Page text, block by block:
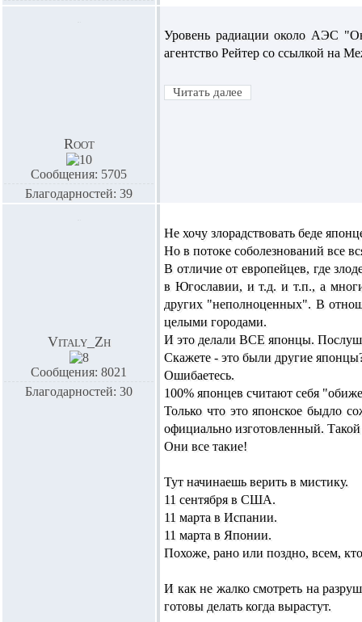
Root
Сообщения: 5705
Благодарностей: 39
Уровень радиации около АЭС
агентство Рейтер со ссылкой на
Vitaly_Zh
Сообщения: 8021
Благодарностей: 30
Не хочу злорадствовать беде
Но в потоке соболезнований все
В отличие от европейцев, где
в Югославии, и т.д. и т.п., а
других "неполноценных". В
целыми городами.
И это делали ВСЕ японцы.
Скажете - это были другие
Ошибаетесь.
100% японцев считают себя
Только что это японское быдло
официально изготовленный.
Они все такие!
Тут начинаешь верить в мистику.
11 сентября в США.
11 марта в Испании.
11 марта в Японии.
Похоже, рано или поздно, всем,
И как не жалко смотреть на
готовы делать когда вырастут.